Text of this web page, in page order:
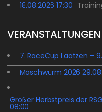
18.08.2026 17:30
VERANSTALTUNGEN
7. RaceCup Laatzen –
Maschwurm 2026
Großer Herbstpreis der
08:00